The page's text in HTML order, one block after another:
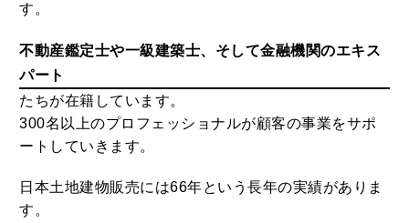
す。
不動産鑑定士や一級建築士、そして金融機関のエキス
パート
たちが在籍しています。
300名以上のプロフェッショナルが顧客の事業をサポ
ートしていきます。
日本土地建物販売には66年という長年の実績がありま
す。